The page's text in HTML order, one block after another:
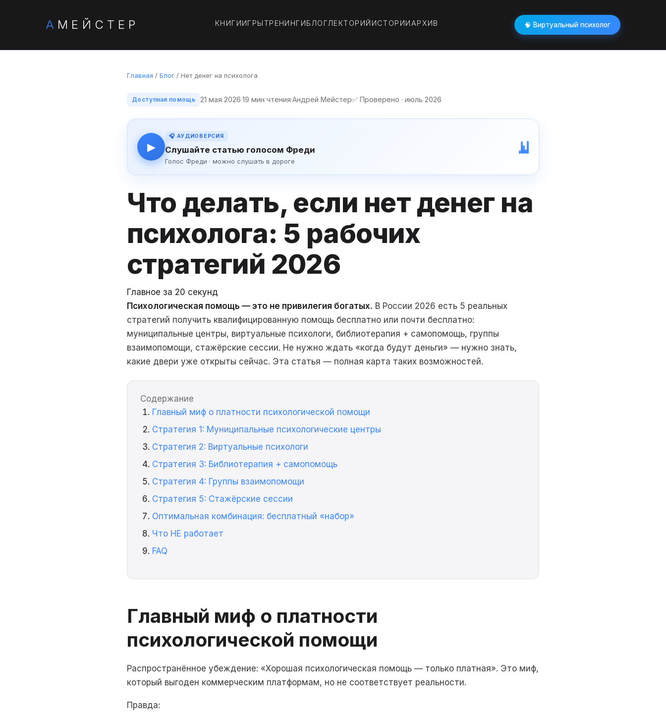
А МЕЙСТЕР КНИГИИГРЫТРЕНИНГИБЛОГЛЕКТОРИЙ ИСТОРИИ АРХИВ 🧠 Виртуальный психолог
Главная / Блог / Нет денег на психолога
Доступная помощь 21 мая 2026·19 мин чтения·Андрей Мейстер✅ Проверено · июль 2026
▶
🎧 АУДИОВЕРСИЯ
Слушайте статью голосом Фреди
Голос Фреди · можно слушать в дороге
Что делать, если нет денег на
психолога: 5 рабочих
стратегий 2026
Главное за 20 секунд
Психологическая помощь — это не привилегия богатых. В России 2026 есть 5 реальных
стратегий получить квалифицированную помощь бесплатно или почти бесплатно:
муниципальные центры, виртуальные психологи, библиотерапия + самопомощь, группы
взаимопомощи, стажёрские сессии. Не нужно ждать «когда будут деньги» — нужно знать,
какие двери уже открыты сейчас. Эта статья — полная карта таких возможностей.
Содержание
Главный миф о платности психологической помощи
Стратегия 1: Муниципальные психологические центры
Стратегия 2: Виртуальные психологи
Стратегия 3: Библиотерапия + самопомощь
Стратегия 4: Группы взаимопомощи
Стратегия 5: Стажёрские сессии
Оптимальная комбинация: бесплатный «набор»
Что НЕ работает
FAQ
Главный миф о платности
психологической помощи
Распространённое убеждение: «Хорошая психологическая помощь — только платная». Это миф,
который выгоден коммерческим платформам, но не соответствует реальности.
Правда: